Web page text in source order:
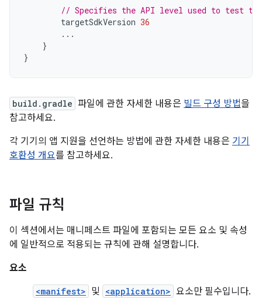
// Specifies the API level used to test
targetSdkVersion 36
...
}
}
build.gradle 파일에 관한 자세한 내용은 빌드 구성 방법을
참고하세요.
각 기기의 앱 지원을 선언하는 방법에 관한 자세한 내용은 기기
호환성 개요를 참고하세요.
파일 규칙
이 섹션에서는 매니페스트 파일에 포함되는 모든 요소 및 속성
에 일반적으로 적용되는 규칙에 관해 설명합니다.
요소
<manifest> 및 <application> 요소만 필수입니다.